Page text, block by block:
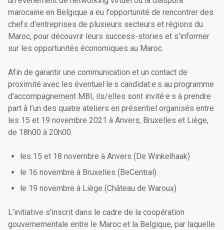
marocaine en Belgique a eu l'opportunité de rencontrer des
chefs d'entreprises de plusieurs secteurs et régions du
Maroc, pour découvrir leurs success-stories et s'informer
sur les opportunités économiques au Maroc.
Afin de garantir une communication et un contact de
proximité avec les éventuel·le·s candidat·e·s au programme
d’accompagnement MBI, ils/elles sont invité·e·s à prendre
part à l’un des quatre ateliers en présentiel organisés entre
les 15 et 19 novembre 2021 à Anvers, Bruxelles et Liège,
de 18h00 à 20h00.
les 15 et 18 novembre à Anvers (De Winkelhaak)
le 16 novembre à Bruxelles (BeCentral)
le 19 novembre à Liège (Château de Waroux)
L'initiative s'inscrit dans le cadre de la coopération
gouvernementale entre le Maroc et la Belgique, par laquelle